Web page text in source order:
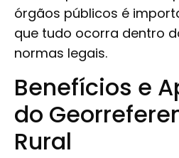
órgãos públicos é
que tudo ocorra dentro
normas legais.
Benefícios e
do
Rural